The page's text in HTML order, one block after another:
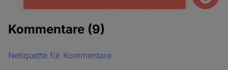
Kommentare (9)
Netiquette für Kommentare